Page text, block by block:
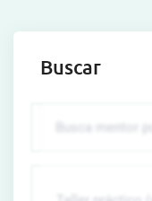
Buscar